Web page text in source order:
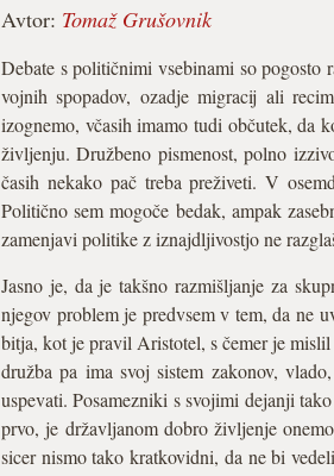
Avtor: Tomaž Grušovnik
Debate s političnimi vsebinami so pogosto
vojnih spopadov, ozadje migracij ali
izognemo, včasih imamo tudi občutek, da
življenju. Družbeno pismenost, polno
časih nekako pač treba preživeti. V
Politično sem mogoče bedak, ampak
zamenjavi politike z iznajdljivostjo ne
Jasno je, da je takšno razmišljanje za
njegov problem je predvsem v tem, da ne
bitja, kot je pravil Aristotel, s čemer je
družba pa ima svoj sistem zakonov,
uspevati. Posamezniki s svojimi dejanji
prvo, je državlja­nom dobro življenje
sicer nismo tako kratkovidni, da ne bi